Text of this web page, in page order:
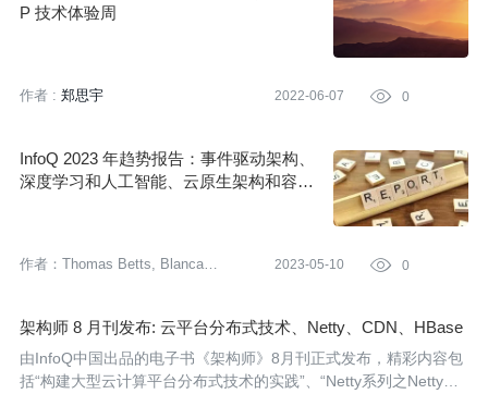
P 技术体验周
作者 : 郑思宇 2022-06-07  0
InfoQ 2023 年趋势报告：事件驱动架构、
深度学习和人工智能、云原生架构和容器
作者：Thomas Betts, Blanca
2023-05-10  0
架构师 8 月刊发布: 云平台分布式技术、Netty、CDN、HBase
由InfoQ中国出品的电子书《架构师》8月刊正式发布，精彩内容包
括“构建大型云计算平台分布式技术的实践”、“Netty系列之Netty高